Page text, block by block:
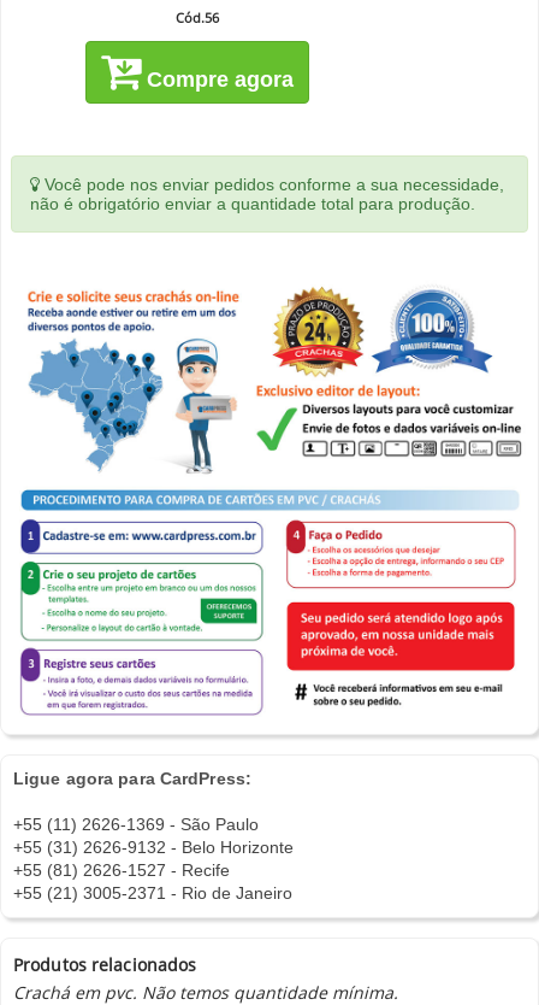
Cód.56
Compre agora
Você pode nos enviar pedidos conforme a sua necessidade,
não é obrigatório enviar a quantidade total para produção.
Ligue agora para CardPress:
+55 (11) 2626-1369 - São Paulo
+55 (31) 2626-9132 - Belo Horizonte
+55 (81) 2626-1527 - Recife
+55 (21) 3005-2371 - Rio de Janeiro
Produtos relacionados
Crachá em pvc. Não temos quantidade mínima.